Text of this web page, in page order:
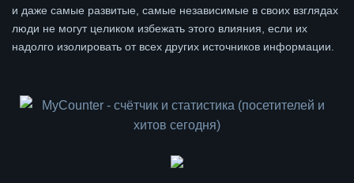
и даже самые развитые, самые независимые в своих взглядах
люди не могут целиком избежать этого влияния, если их
надолго изолировать от всех других источников информации.